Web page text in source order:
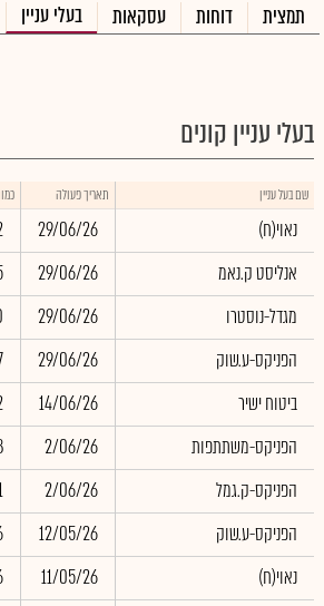
תמצית דוחות עסקאות בעלי עניין
בעלי עניין קונים
שם בעל עניין תאריך פעולה
(נאוי(ח 29/06/26
אנליסט ק.נאמ
29/06/26
מגדל-נוסטרו
29/06/26
הפניקס-ע.שוק
29/06/26
ביטוח ישיר
14/06/26
הפניקס-משתתפות
2/06/26
הפניקס-ק.גמל
2/06/26
הפניקס-ע.שוק
12/05/26
(נאוי(ח
11/05/26